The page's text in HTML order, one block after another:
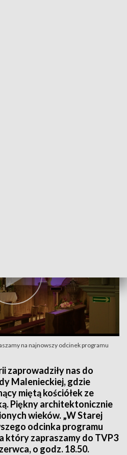
na najnowszy odcinek programu
zaprowadziły nas do
Malenieckiej, gdzie
miętą kościółek ze
Piękny architektonicznie
wieków. „W Starej
odcinka programu
który zapraszamy do TVP3
o godz. 18.50.